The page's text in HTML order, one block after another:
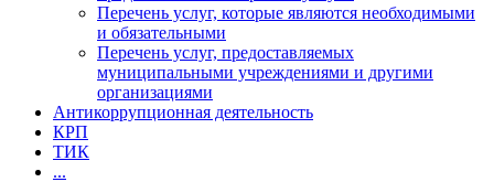
Перечень услуг, которые являются необходимыми
и обязательными
Перечень услуг, предоставляемых
муниципальными учреждениями и другими
организациями
Антикоррупционная деятельность
КРП
ТИК
...